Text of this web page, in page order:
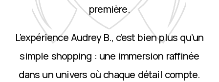
première.
L’expérience Audrey B., c’est bien plus qu’un
simple shopping : une immersion raffinée
dans un univers où chaque détail compte.